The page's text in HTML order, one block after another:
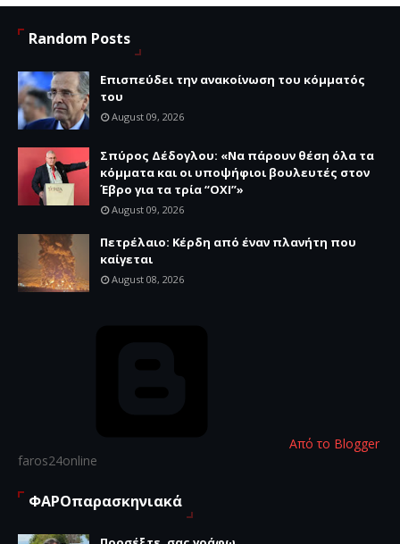
Random Posts
Επισπεύδει την ανακοίνωση του κόμματός
του
August 09, 2026
Σπύρος Δέδογλου: «Να πάρουν θέση όλα τα
κόμματα και οι υποψήφιοι βουλευτές στον
Έβρο για τα τρία “ΟΧΙ”»
August 09, 2026
Πετρέλαιο: Κέρδη από έναν πλανήτη που
καίγεται
August 08, 2026
Από το Blogger
faros24online
ΦΑΡΟπαρασκηνιακά